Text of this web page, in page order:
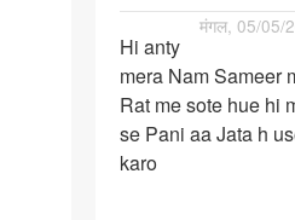
मंगल, 05/05/
Hi
anty
mera
Nam
Sameer
Hi anty
mera Nam Sameer
Rat me sote hue hi
se Pani aa Jata h
karo